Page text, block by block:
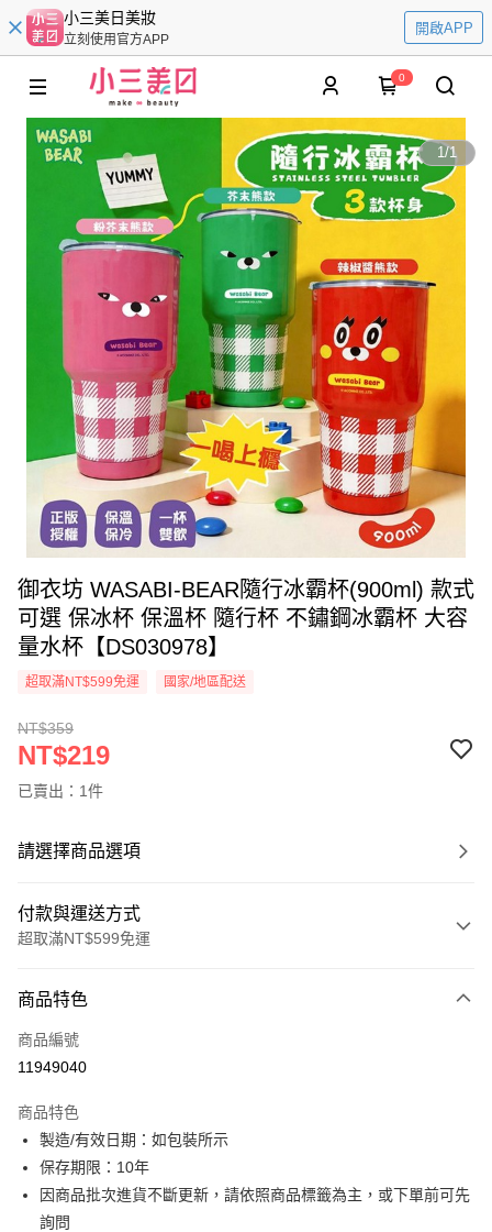
小三美日美妝
立刻使用官方APP
開啟APP
0
1/1
御衣坊 WASABI-BEAR隨行冰霸杯(900ml) 款式
可選 保冰杯 保溫杯 隨行杯 不鏽鋼冰霸杯 大容
量水杯【DS030978】
超取滿NT$599免運 國家/地區配送
NT$359
NT$219
已賣出：1件
請選擇商品選項
付款與運送方式
超取滿NT$599免運
信用卡一次付款
超商取貨付款
Apple Pay
街口支付
全盈+PAY
商品特色
商品編號
11949040
商品特色
製造/有效日期：如包裝所示
保存期限：10年
因商品批次進貨不斷更新，請依照商品標籤為主，或下單前可先
詢問